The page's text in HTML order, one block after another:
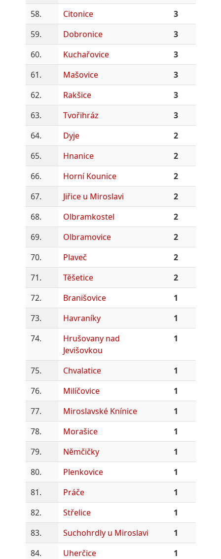
58.
Citonice
3
59.
Dobronice
3
60.
Kuchařovice
3
61.
Mašovice
3
62.
Rakšice
3
63.
Tvořihráz
3
64.
Dyje
2
65.
Hnanice
2
66.
Horní Kounice
2
67.
Jiřice u Miroslavi
2
68.
Olbramkostel
2
69.
Olbramovice
2
70.
Plaveč
2
71.
Těšetice
2
72.
Branišovice
1
73.
Havraníky
1
74.
Hrušovany nad
Jevišovkou
1
75. Chvalatice
1
76.
Milíčovice
1
77.
Miroslavské Knínice
1
78.
Morašice
1
79.
Němčičky
1
80.
Plenkovice
1
81.
Práče
1
82.
Střelice
1
83.
Suchohrdly u Miroslavi
1
84.
Uherčice
1